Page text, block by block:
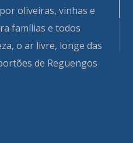
oliveiras, vinhas e
famílias e todos
o ar livre, longe das
de Reguengos
são uma daquelas
no preço do quarto e